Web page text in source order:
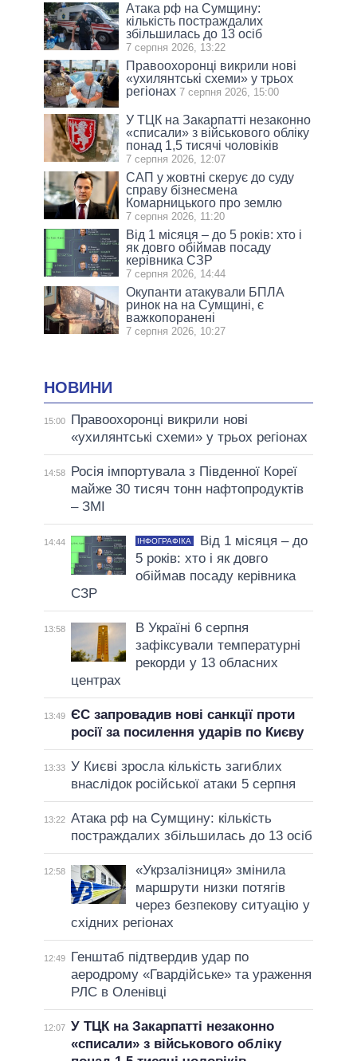
Атака рф на Сумщину:
кількість постраждалих
збільшилась до 13 осіб
7 серпня 2026, 13:22
Правоохоронці викрили нові
«ухилянтські схеми» у трьох
регіонах 7 серпня 2026, 15:00
У ТЦК на Закарпатті незаконно
«списали» з військового обліку
понад 1,5 тисячі чоловіків
7 серпня 2026, 12:07
САП у жовтні скерує до суду
справу бізнесмена
Комарницького про землю
7 серпня 2026, 11:20
Від 1 місяця – до 5 років: хто і
як довго обіймав посаду
керівника СЗР
7 серпня 2026, 14:44
Окупанти атакували БПЛА
ринок на на Сумщині, є
важкопоранені
7 серпня 2026, 10:27
НОВИНИ
15:00
Правоохоронці викрили нові
«ухилянтські схеми» у трьох регіонах
14:58
Росія імпортувала з Південної Кореї
майже 30 тисяч тонн нафтопродуктів
– ЗМІ
14:44 ІНФОГРАФІКА
Від 1 місяця – до
5 років: хто і як довго
обіймав посаду керівника
СЗР
13:58
В Україні 6 серпня
зафіксували температурні
рекорди у 13 обласних
центрах
13:49 ЄС запровадив нові санкції проти
росії за посилення ударів по Києву
13:33 У Києві зросла кількість загиблих
внаслідок російської атаки 5 серпня
13:22 Атака рф на Сумщину: кількість
постраждалих збільшилась до 13 осіб
12:58
«Укрзалізниця» змінила
маршрути низки потягів
через безпекову ситуацію у
східних регіонах
12:49
Генштаб підтвердив удар по
аеродрому «Гвардійське» та ураження
РЛС в Оленівці
12:07 У ТЦК на Закарпатті незаконно
«списали» з військового обліку